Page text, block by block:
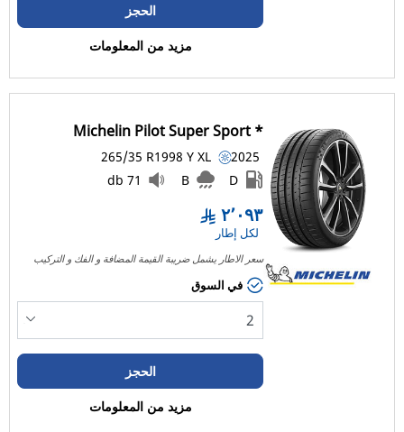
مركبة منزل متنقل (0)
رَن فلات
رَن فلات (0)
ليست رَن فلات (2)
خيارات أخرى
الحجز
مزيد من المعلومات
Michelin Pilot Super Sport *
265/35 R1998 Y XL
2025
D
B
71 db
٢٬٠٩٣
لكل إطار
سعر الاطار يشمل ضريبة القيمة المضافة و الفك و التركيب
في السوق
الحجز
مزيد من المعلومات